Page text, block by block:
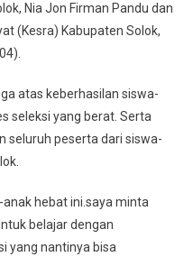
Nia Jon Firman Pandu dan
(Kesra) Kabupaten Solok,
atas keberhasilan siswa-
seleksi yang berat. Serta
seluruh peserta dari siswa-
hebat ini.saya minta
belajar dengan
yang nantinya bisa